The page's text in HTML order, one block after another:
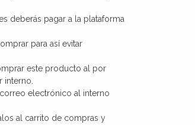
deberás pagar a la plataforma
para así evitar
este producto al por
interno.
electrónico al interno
al carrito de compras y